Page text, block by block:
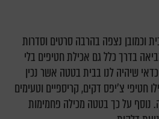
וכמובן נצפה בהרבה סרטים וסדרות
בדרך כלל גם אכילת חטיפים בלי
שיהיה לנו בבית בטטה אשר נכין
חטיפי צ'יפס דקים, קריספיים וטעימים
נוסף על כך בטטה מכילה פחמימות